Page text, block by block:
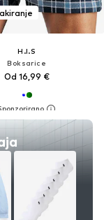
H.I.S
Boksarice
Od 16,99 €